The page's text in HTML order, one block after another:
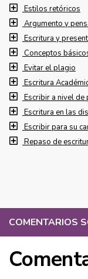
COMENTARIOS
Estilos retóricos
Argumento y
Escritura y
Conceptos
Evitar el plagio
Escritura
Escribir a nivel de
Escritura en las
Escribir para su
Repaso de